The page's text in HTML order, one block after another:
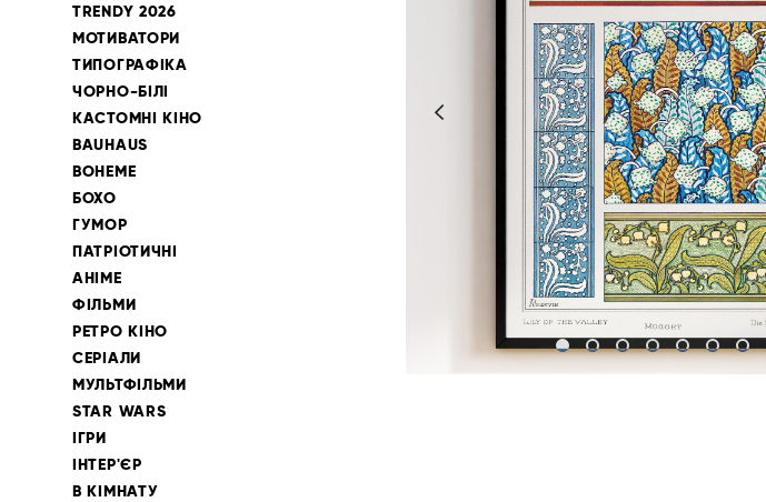
TRENDY 2026
МОТИВАТОРИ
ТИПОГРАФІКА
ЧОРНО-БІЛІ
КАСТОМНІ КІНО
BAUHAUS
BOHEME
БОХО
ГУМОР
ПАТРІОТИЧНІ
АНІМЕ
ФІЛЬМИ
РЕТРО КІНО
СЕРІАЛИ
МУЛЬТФІЛЬМИ
STAR WARS
ІГРИ
ІНТЕР'ЄР
В КІМНАТУ